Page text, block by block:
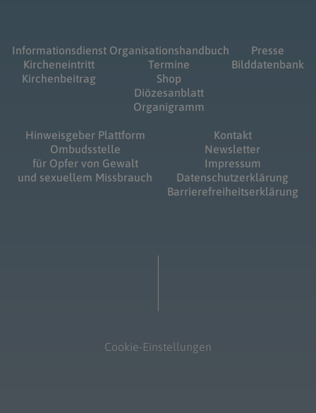
Informationsdienst
Kircheneintritt
Kirchenbeitrag
Organisationshandbuch
Termine
Shop
Diözesanblatt
Organigramm
Presse
Bilddatenbank
Hinweisgeber Plattform
Ombudsstelle
für Opfer von Gewalt
und sexuellem Missbrauch
Kontakt
Newsletter
Impressum
Datenschutzerklärung
Barrierefreiheitserklärung
Cookie-Einstellungen